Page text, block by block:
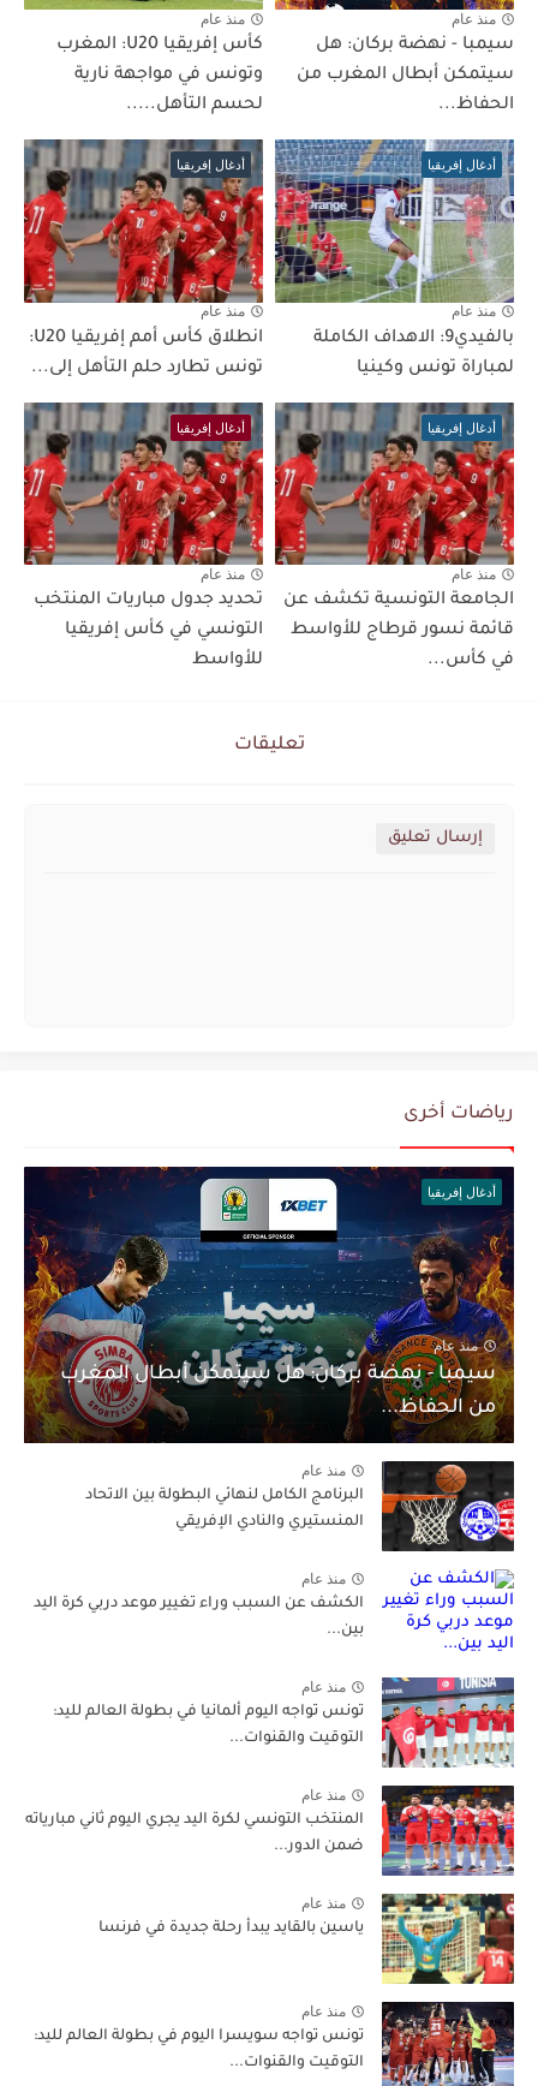
منذ عام
سيمبا - نهضة بركان: هل
سيتمكن أبطال المغرب من
الحفاظ...
منذ عام
كأس إفريقيا U20: المغرب
وتونس في مواجهة نارية
لحسم التأهل.....
أدغال إفريقيا
منذ عام
بالفيدي9: الاهداف الكاملة
لمباراة تونس وكينيا
أدغال إفريقيا
منذ عام
انطلاق كأس أمم إفريقيا U20:
تونس تطارد حلم التأهل إلى...
أدغال إفريقيا
منذ عام
الجامعة التونسية تكشف عن
قائمة نسور قرطاج للأواسط
في كأس...
أدغال إفريقيا
منذ عام
تحديد جدول مباريات المنتخب
التونسي في كأس إفريقيا
للأواسط
تعليقات
إرسال تعليق
رياضات أخرى
أدغال إفريقيا
منذ عام
سيمبا - نهضة بركان: هل سيتمكن أبطال المغرب
من الحفاظ...
منذ عام
البرنامج الكامل لنهائي البطولة بين الاتحاد
المنستيري والنادي الإفريقي
منذ عام
الكشف عن السبب وراء تغيير موعد دربي كرة اليد
بين...
منذ عام
تونس تواجه اليوم ألمانيا في بطولة العالم لليد:
التوقيت والقنوات...
منذ عام
المنتخب التونسي لكرة اليد يجري اليوم ثاني مبارياته
ضمن الدور...
منذ عام
ياسين بالقايد يبدأ رحلة جديدة في فرنسا
منذ عام
تونس تواجه سويسرا اليوم في بطولة العالم لليد:
التوقيت والقنوات...